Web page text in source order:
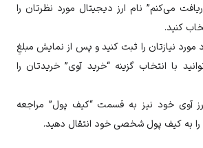
می‌کنم” نام ارز دیجیتال مورد نظرتان را
کنید.
مورد نیازتان را ثبت کنید و پس از نمایش مبلغِ
با انتخاب گزینه “خرید آوی” خریدتان را
آوی خود نیز به قسمت “کیف پول” مراجعه
را به کیف پول شخصی خود انتقال دهید.